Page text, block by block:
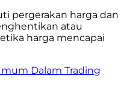
pergerakan harga dan
atau
harga mencapai
Dalam Trading